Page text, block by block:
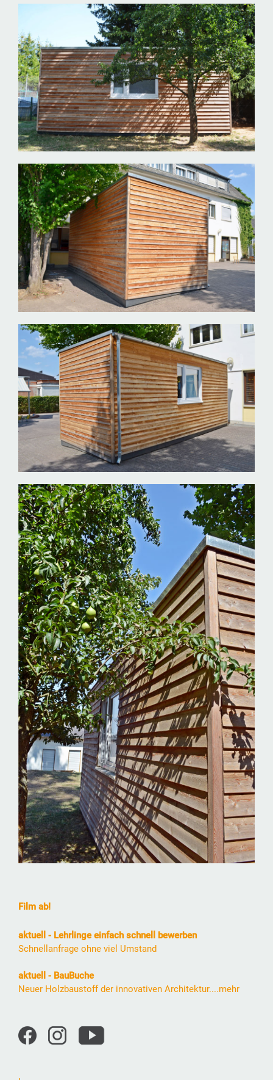
Film ab!
aktuell - Lehrlinge einfach schnell bewerben
Schnellanfrage ohne viel Umstand
aktuell - BauBuche
Neuer Holzbaustoff der innovativen Architektur....mehr